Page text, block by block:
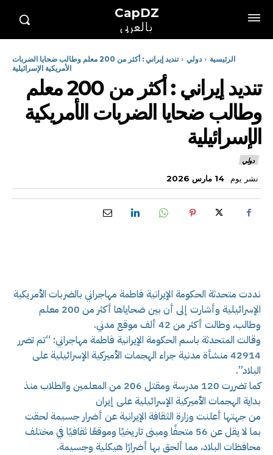
CapDZ
بالعربي
الرئيسية دولي
تنديد إيراني : أكثر من 200 معلم وطالب ضحايا الضربات
الأمريكية الإسرائيلية
تنديد إيراني : أكثر من 200 معلم
وطالب ضحايا الضربات الأمريكية
الإسرائيلية
دولي
نشر يوم 14 مارس 2026
نددت متحدثة الحكومة الإيرانية فاطمة مهاجراني بالضربات الأمريكية
الإسرائيلية وأشارت إلى أن بين ضحاياها أكثر من 200 معلم
وطالب، وطالت أكثر من 42 ألف موقع مدني.
وقالت المتحدثة باسم الحكومة الإيرانية فاطمة مهاجراني: “تم تضرر
42914 منشأة مدنية جراء الهجمات الأميركية الإسرائيلية على
البلاد”.
كما تضررت 120 مدرسة ومقتل 206 من المعلمين والطلاب منذ
بداية الهجمات الأميركية الإسرائيلية على إيران
من جهتها أعلنت وزارة الثقافة الإيرانية عن أضرار جسيمة لحقت
بما لا يقل عن 56 متحفًا ومبنى تاريخيًا وموقعًا ثقافيًا في مختلف
محافظات البلاد، مما ألحق بها أضرارًا هيكلية وجسيمة.